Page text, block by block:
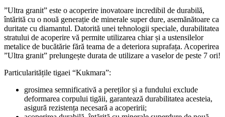
”Ultra granit” este o acoperire inovatoare incredibil de durabilă,
întărită cu o nouă generație de minerale super dure, asemănătoare ca
duritate cu diamantul. Datorită unei tehnologii speciale, durabilitatea
stratului de acoperire vă permite utilizarea chiar și a ustensilelor
metalice de bucătărie fără teama de a deteriora suprafața. Acoperirea
”Ultra granit” prelungește durata de utilizare a vaselor de peste 7 ori!
Particularitățile tigaei “Kukmara”:
grosimea semnificativă a pereților și a fundului exclude
deformarea corpului tigăii, garantează durabilitatea acesteia,
asigură rezistența necesară a acoperirii;